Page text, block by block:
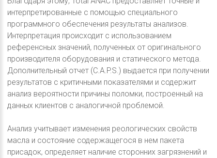
интерпретированные с помощью специального
программного обеспечения результаты анализов.
Интерпретация происходит с использованием
референсных значений, полученных от оригинального
производителя оборудования и статического метода.
Дополнительный отчет (C.A.P.S.) выдается при получении
результатов с критичными показателями и содержит
анализ вероятности причины поломки, построенный на
данных клиентов с аналогичной проблемой.
Анализ учитывает изменения реологических свойств
масла и состояние содержащегося в нем пакета
присадок, определяет наличие сторонних загрязнений и